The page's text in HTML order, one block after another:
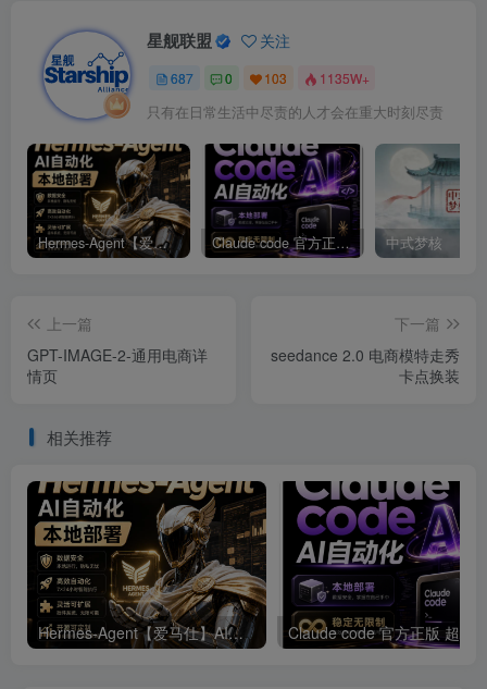
星舰联盟 关注
687 0 103 1135W+
只有在日常生活中尽责的人才会在重大时刻尽责
Hermes-Agent【爱马仕】AI自动化部署【会员免费领取安装包】 Claude code 官方正版 超强工具【会员免费领取安装包】 中式梦核
上一篇
GPT-IMAGE-2-通用电商详
情页
下一篇
seedance 2.0 电商模特走秀
卡点换装
相关推荐
Hermes-Agent【爱马仕】AI自动化部署【会员免费领取安装包】